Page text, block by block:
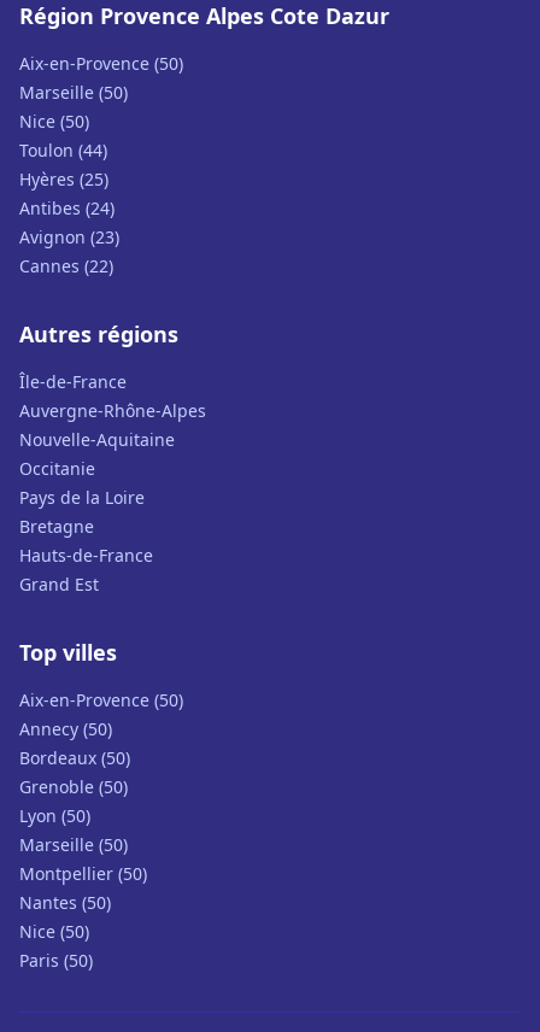
Région Provence Alpes Cote Dazur
Aix-en-Provence (50)
Marseille (50)
Nice (50)
Toulon (44)
Hyères (25)
Antibes (24)
Avignon (23)
Cannes (22)
Autres régions
Île-de-France
Auvergne-Rhône-Alpes
Nouvelle-Aquitaine
Occitanie
Pays de la Loire
Bretagne
Hauts-de-France
Grand Est
Top villes
Aix-en-Provence (50)
Annecy (50)
Bordeaux (50)
Grenoble (50)
Lyon (50)
Marseille (50)
Montpellier (50)
Nantes (50)
Nice (50)
Paris (50)